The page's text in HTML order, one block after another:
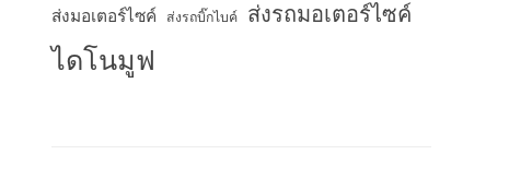
ส่งมอเตอร์ไซค์ ส่งรถบิ๊กไบค์ ส่งรถมอเตอร์ไซค์
ไดโนมูฟ